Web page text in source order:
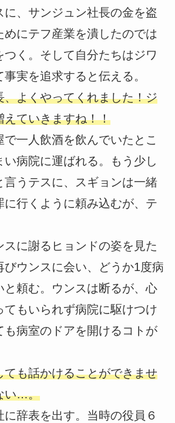
に、サンジュン社長の金を盗
めにテフ産業を潰したのでは
つく。そして自分たちはジワ
実を追求すると伝える。
、よくやってくれました！ジ
えていきますね！！
で一人飲酒を飲んでいたとこ
い病院に運ばれる。もう少し
言うテスに、スギョンは一緒
に行くように頼み込むが、テ
スに謝るヒョンドの姿を見た
びウンスに会い、どうか1度病
と頼む。ウンスは断るが、心
てもいられず病院に駆けつけ
も病室のドアを開けるコトが
ても話かけることができませ
い…。
に辞表を出す。当時の役員６